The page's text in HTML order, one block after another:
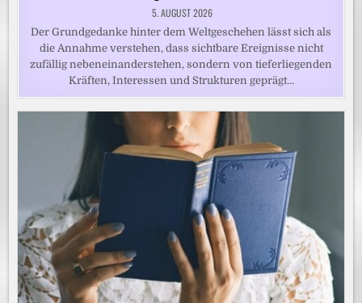
5. AUGUST 2026
Der Grundgedanke hinter dem Weltgeschehen lässt sich als
die Annahme verstehen, dass sichtbare Ereignisse nicht
zufällig nebeneinanderstehen, sondern von tieferliegenden
Kräften, Interessen und Strukturen geprägt…